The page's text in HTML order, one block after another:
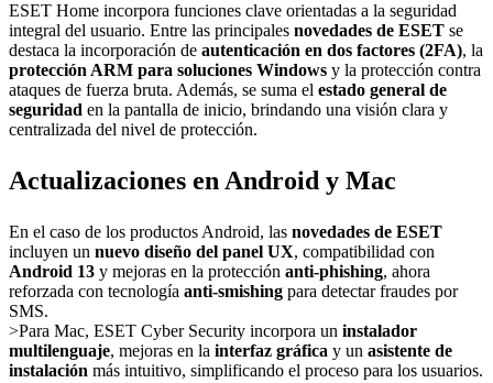
ESET Home incorpora funciones clave orientadas a la seguridad
integral del usuario. Entre las principales novedades de ESET se
destaca la incorporación de autenticación en dos factores (2FA), la
protección ARM para soluciones Windows y la protección contra
ataques de fuerza bruta. Además, se suma el estado general de
seguridad en la pantalla de inicio, brindando una visión clara y
centralizada del nivel de protección.
Actualizaciones en Android y Mac
En el caso de los productos Android, las novedades de ESET
incluyen un nuevo diseño del panel UX, compatibilidad con
Android 13 y mejoras en la protección anti-phishing, ahora
reforzada con tecnología anti-smishing para detectar fraudes por
SMS.
>Para Mac, ESET Cyber Security incorpora un instalador
multilenguaje, mejoras en la interfaz gráfica y un asistente de
instalación más intuitivo, simplificando el proceso para los usuarios.